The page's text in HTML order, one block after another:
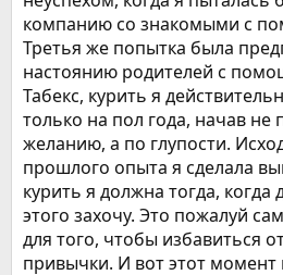
компанию со знакомыми с
Третья же попытка была
настоянию родителей с
Табекс, курить я
только на пол года, начав не
желанию, а по глупости.
прошлого опыта я сделала
курить я должна тогда, когда
этого захочу. Это пожалуй
для того, чтобы избавиться
привычки. И вот этот момент